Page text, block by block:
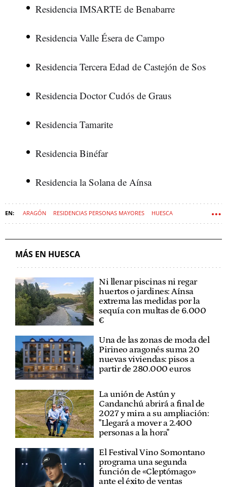
Residencia IMSARTE de Benabarre
Residencia Valle Ésera de Campo
Residencia Tercera Edad de Castejón de Sos
Residencia Doctor Cudós de Graus
Residencia Tamarite
Residencia Binéfar
Residencia la Solana de Aínsa
ARAGÓN RESIDENCIAS PERSONAS MAYORES HUESCA
MÁS EN HUESCA
Ni llenar piscinas ni regar
huertos o jardines: Aínsa
extrema las medidas por la
sequía con multas de 6.000
€
Una de las zonas de moda del
Pirineo aragonés suma 20
nuevas viviendas: pisos a
partir de 280.000 euros
La unión de Astún y
Candanchú abrirá a final de
2027 y mira a su ampliación:
"Llegará a mover a 2.400
personas a la hora"
El Festival Vino Somontano
programa una segunda
función de «Cleptómago»
ante el éxito de ventas